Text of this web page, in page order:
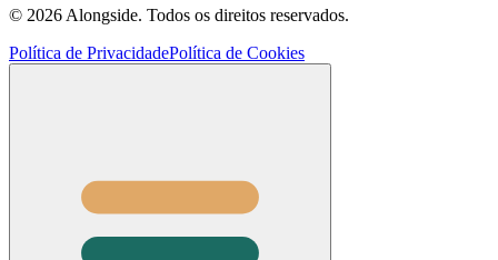
© 2026 Alongside. Todos os direitos reservados.
Política de PrivacidadePolítica de Cookies